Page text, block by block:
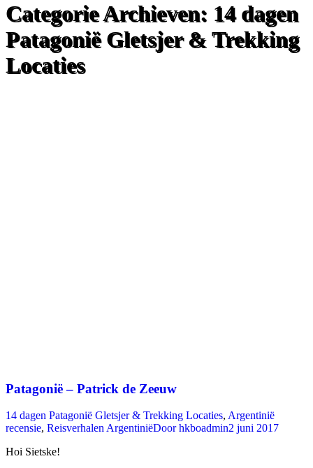
Categorie Archieven: 14 dagen
Patagonië Gletsjer & Trekking
Locaties
Patagonië – Patrick de Zeeuw
14 dagen Patagonië Gletsjer & Trekking Locaties, Argentinië
recensie, Reisverhalen ArgentiniëDoorhkboadmin2 juni 2017
Hoi Sietske!